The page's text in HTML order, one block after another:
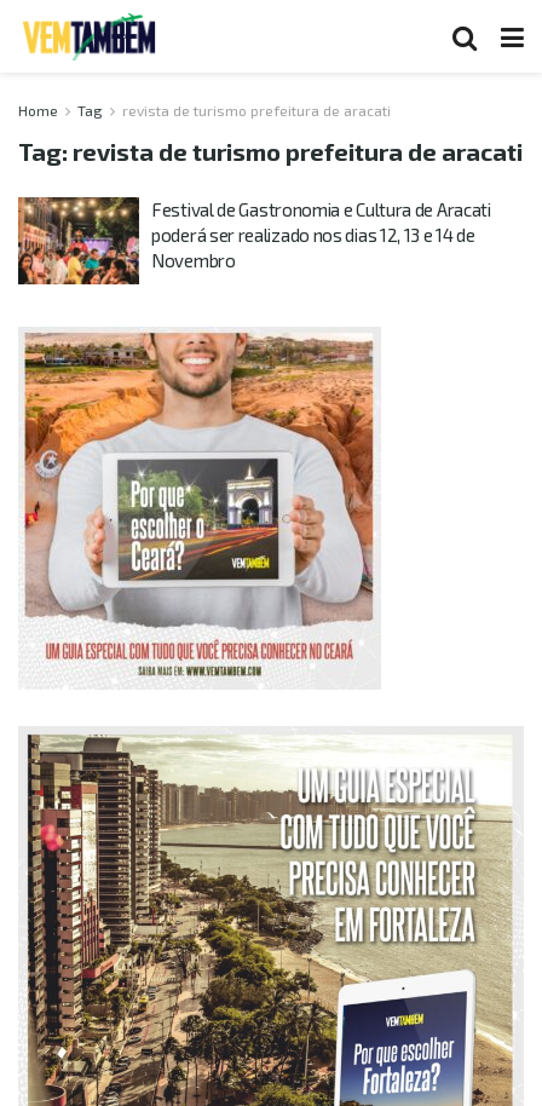
Home Tag revista de turismo prefeitura de aracati
Tag: revista de turismo prefeitura de aracati
Festival de Gastronomia e Cultura de Aracati
poderá ser realizado nos dias 12, 13 e 14 de
Novembro